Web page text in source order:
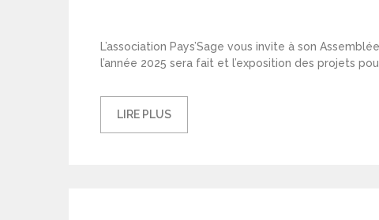
L’association Pays’Sage vous invite à son
l’année 2025 sera fait et l’exposition des projets
LIRE PLUS